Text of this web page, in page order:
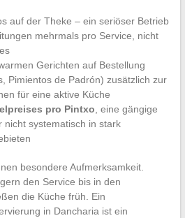
auf der Theke – ein seriöser Betrieb
mehrmals pro Service, nicht
Gerichten auf Bestellung
Pimientos de Padrón) zusätzlich zur
für eine aktive Küche
pro Pintxo , eine gängige
nicht systematisch in stark
besondere Aufmerksamkeit.
den Service bis in den
die Küche früh. Ein
in Dancharia ist ein